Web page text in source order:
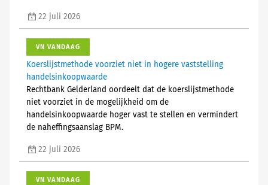
22 juli 2026
VN VANDAAG
Koerslijstmethode voorziet niet in hogere vaststelling
handelsinkoopwaarde
Rechtbank Gelderland oordeelt dat de koerslijstmethode
niet voorziet in de mogelijkheid om de
handelsinkoopwaarde hoger vast te stellen en vermindert
de naheffingsaanslag BPM.
22 juli 2026
VN VANDAAG